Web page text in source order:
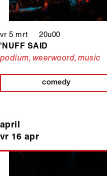
vr 5 mrt 20u00
'NUFF SAID
podium, weerwoord, music
comedy
april
vr 16 apr